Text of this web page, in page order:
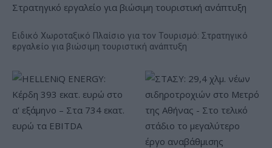
Ειδικό Χωροταξικό Πλαίσιο για τον Τουρισμό: Στρατηγικό
εργαλείο για βιώσιμη τουριστική ανάπτυξη